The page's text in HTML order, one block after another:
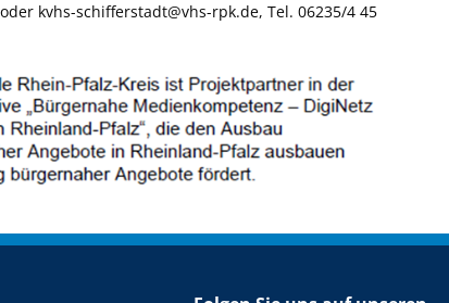
kvhs-schifferstadt@vhs-rpk.de, Tel. 06235/4 45